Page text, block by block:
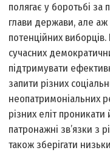
полягає у боротьбі за
глави держави, але аж
потенційних
сучасних
підтримувати
запити різних
неопатримоніальних
різних еліт
патронажні зв’язки з
також зберігати